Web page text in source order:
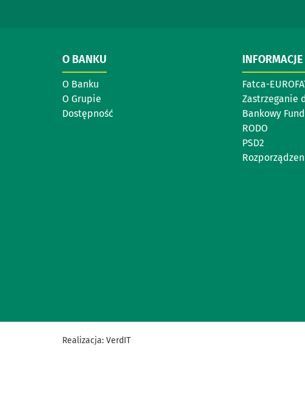
O BANKU
O Banku
O Grupie
Dostępność
Fatca-
Zastrzeganie
Bankowy
RODO
PSD2
Realizacja: VerdIT